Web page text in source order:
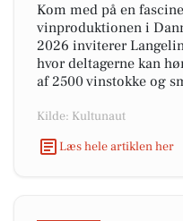
Kom med på en
vinproduktionen i
2026 inviterer
hvor deltagerne kan
af 2500 vinstokke og
Kilde: Kultunaut
Læs hele artiklen her